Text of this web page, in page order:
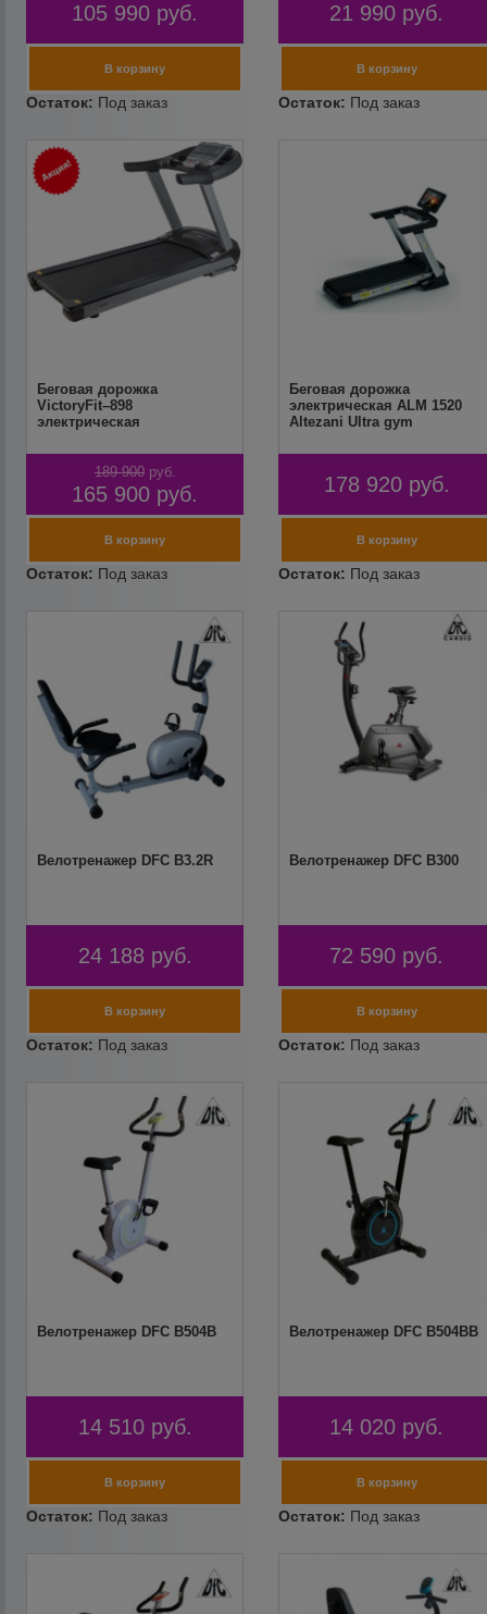
105 990 руб. 21 990 руб.
Беговая дорожка
VictoryFit–898
электрическая
189 900 руб.
165 900 руб.
Беговая дорожка
электрическая ALM 1520
Altezani Ultra gym
178 920 руб.
Велотренажер DFC B3.2R
24 188 руб.
Велотренажер DFC B300
72 590 руб.
Велотренажер DFC B504B
14 510 руб.
Велотренажер DFC B504BB
14 020 руб.